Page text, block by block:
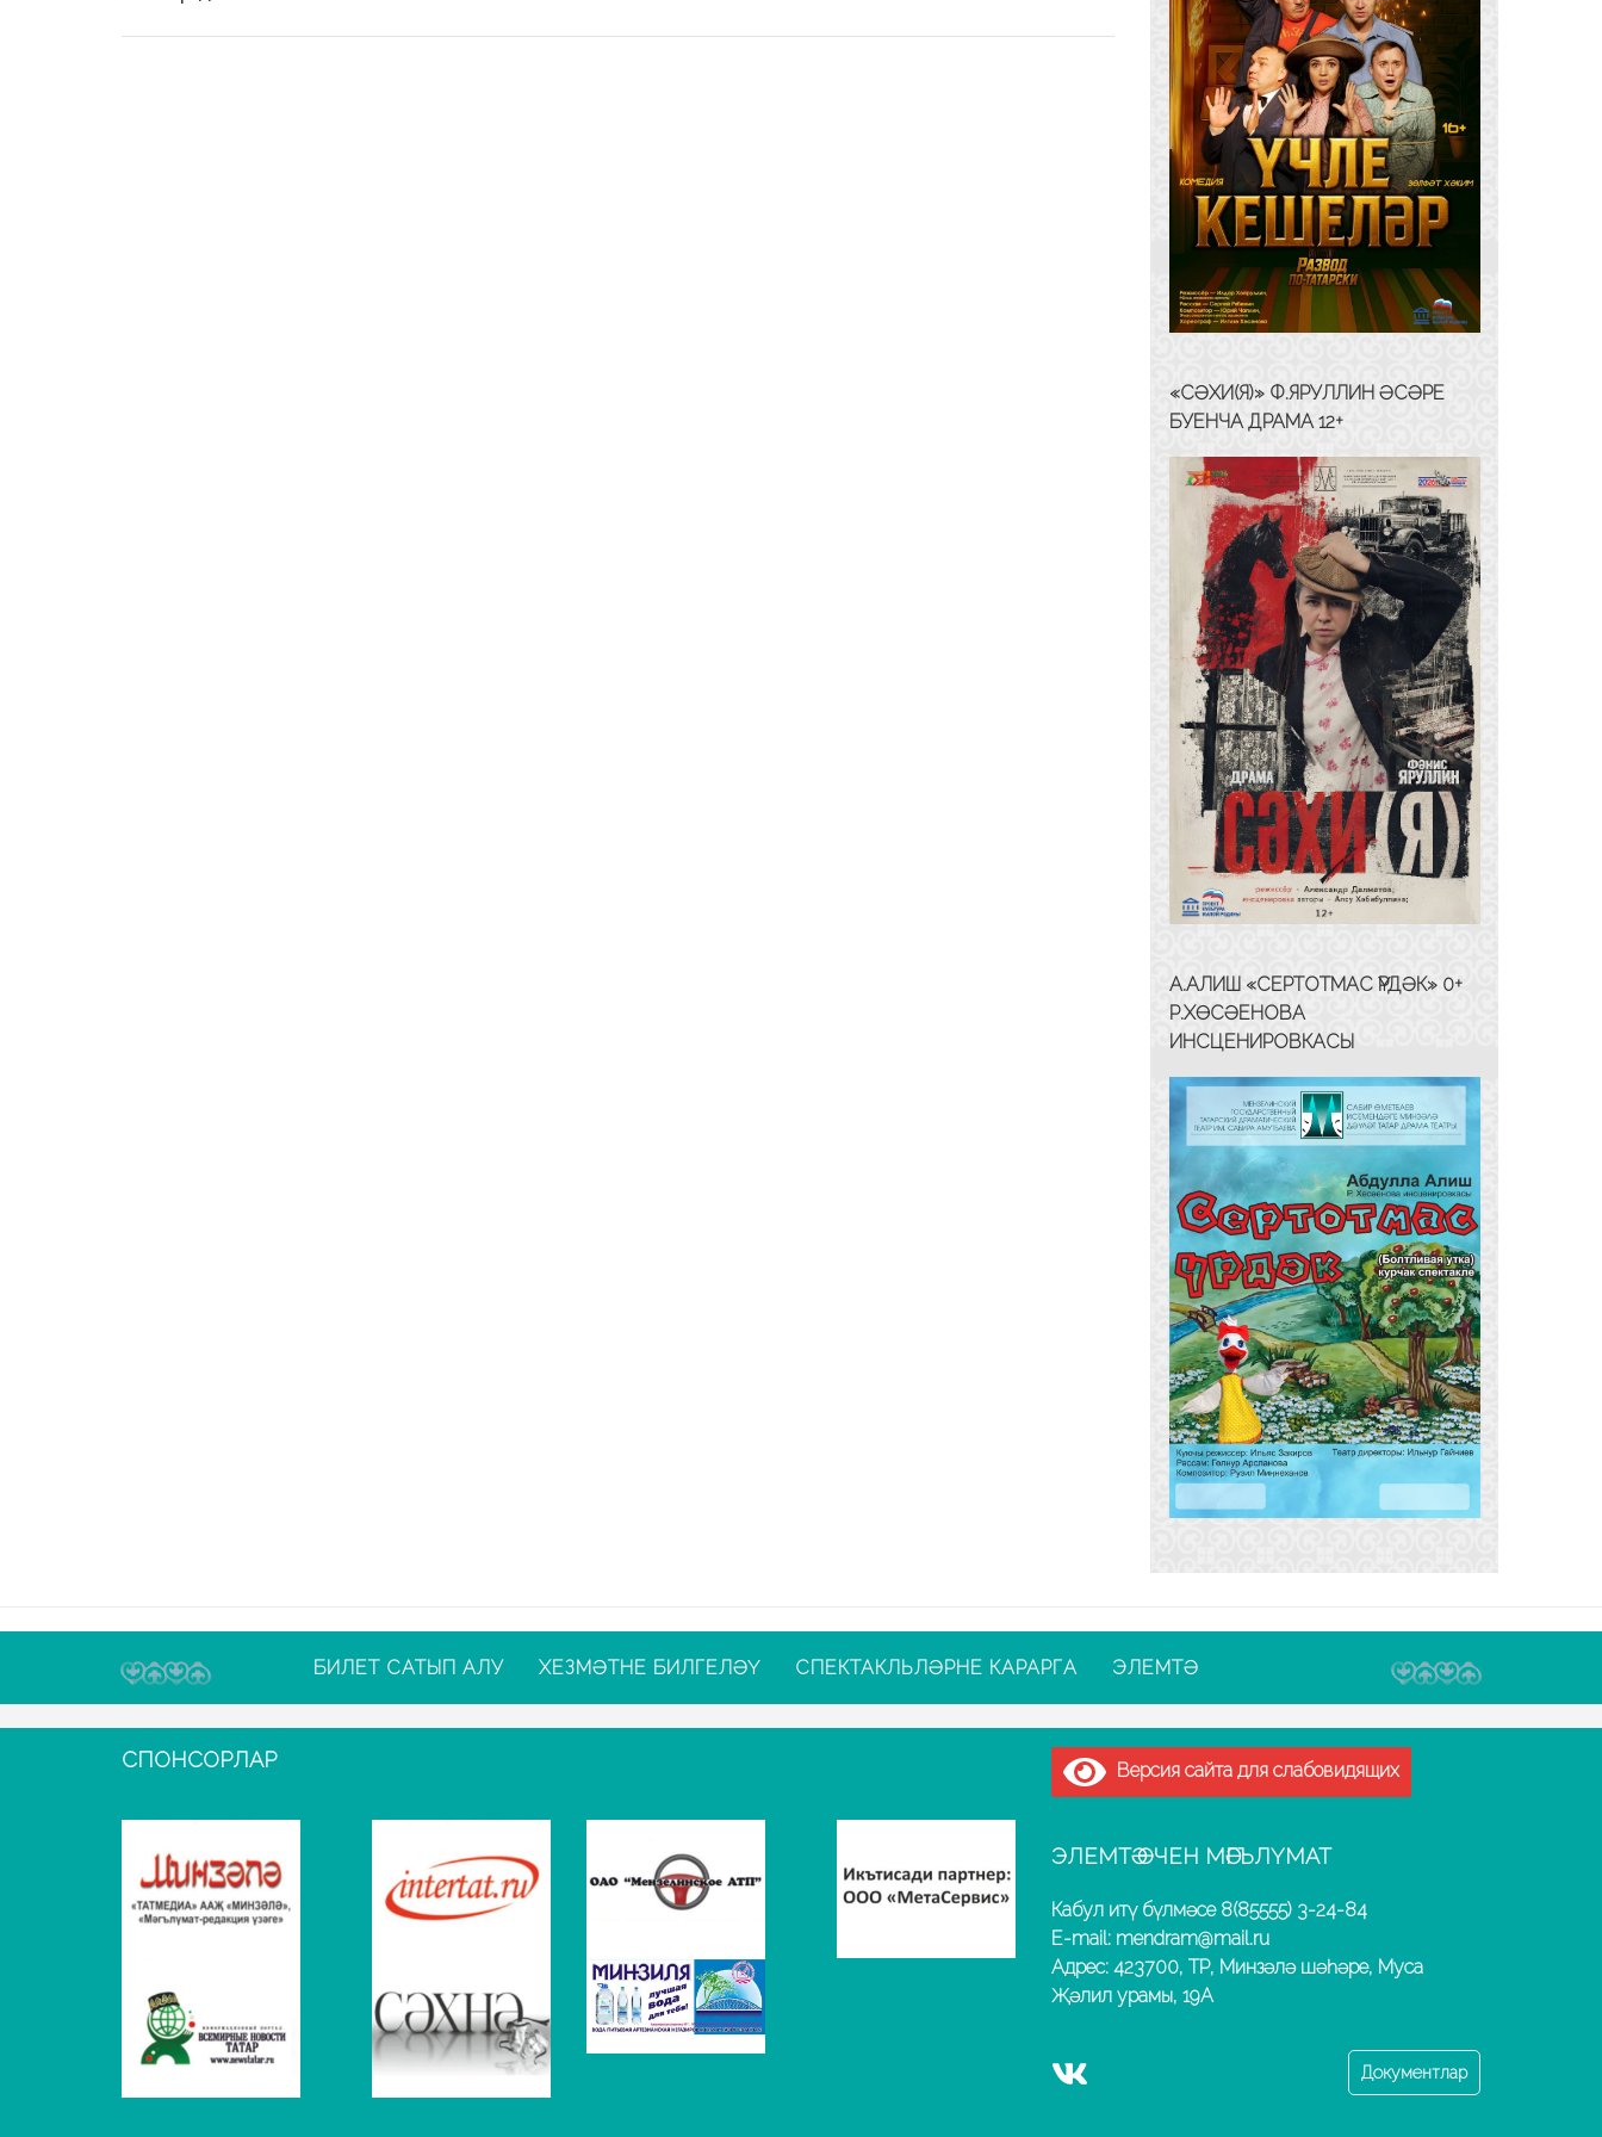
«СӘХИ(Я)» Ф.ЯРУЛЛИН ӘСӘРЕ
БУЕНЧА ДРАМА 12+
А.АЛИШ «СЕРТОТМАС ҮРДӘК» 0+
Р.ХӨСӘЕНОВА
ИНСЦЕНИРОВКАСЫ
БИЛЕТ САТЫП АЛУ ХЕЗМӘТНЕ БИЛГЕЛӘҮ СПЕКТАКЛЬЛӘРНЕ КАРАРГА ЭЛЕМТӘ
СПОНСОРЛАР Версия сайта для слабовидящих
ЭЛЕМТӘ ӨЧЕН МӘГЪЛҮМАТ
Кабул итү бүлмәсе 8(85555) 3-24-84
E-mail: mendram@mail.ru
Адрес: 423700, ТР, Минзәлә шәһәре, Муса
Җәлил урамы, 19А
Документлар